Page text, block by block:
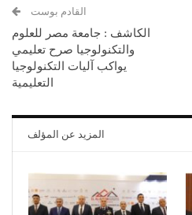
القادم بوست
الكاشف : جامعة مصر للعلوم
والتكنولوجيا صرح تعليمي
يواكب آليات التكنولوجيا
التعليمية
المزيد عن المؤلف